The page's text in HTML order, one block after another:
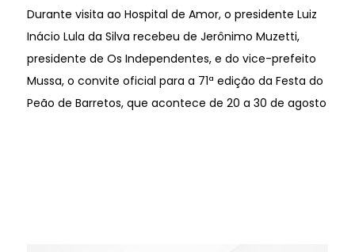
Durante visita ao Hospital de Amor, o presidente Luiz
Inácio Lula da Silva recebeu de Jerônimo Muzetti,
presidente de Os Independentes, e do vice-prefeito
Mussa, o convite oficial para a 71ª edição da Festa do
Peão de Barretos, que acontece de 20 a 30 de agosto